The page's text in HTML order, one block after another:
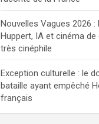
Nouvelles Vagues 2026
Huppert, IA et cinéma
très cinéphile
Exception culturelle : le
bataille ayant empêché
français